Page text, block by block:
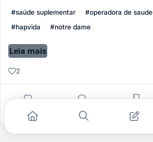
#saúde suplementar #operadora de saude
#hapvida
#notre dame
Leia mais
2
Gostei Comentar Salvar